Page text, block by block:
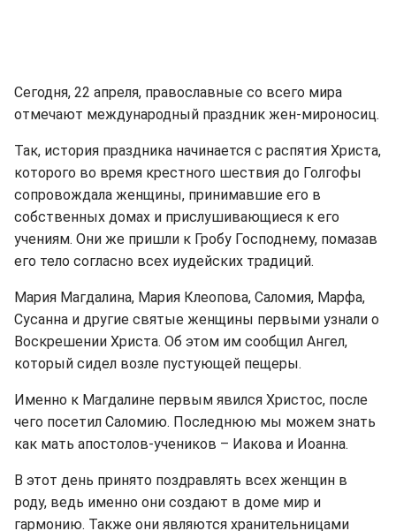
Сегодня, 22 апреля, православные со всего мира
отмечают международный праздник жен-мироносиц.
Так, история праздника начинается с распятия Христа,
которого во время крестного шествия до Голгофы
сопровождала женщины, принимавшие его в
собственных домах и прислушивающиеся к его
учениям. Они же пришли к Гробу Господнему, помазав
его тело согласно всех иудейских традиций.
Мария Магдалина, Мария Клеопова, Саломия, Марфа,
Сусанна и другие святые женщины первыми узнали о
Воскрешении Христа. Об этом им сообщил Ангел,
который сидел возле пустующей пещеры.
Именно к Магдалине первым явился Христос, после
чего посетил Саломию. Последнюю мы можем знать
как мать апостолов-учеников – Иакова и Иоанна.
В этот день принято поздравлять всех женщин в
роду, ведь именно они создают в доме мир и
гармонию. Также они являются хранительницами